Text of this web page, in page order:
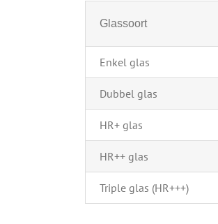
Glassoort
Enkel glas
Dubbel glas
HR+ glas
HR++ glas
Triple glas (HR+++)